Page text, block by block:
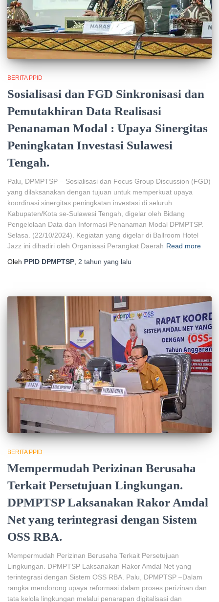
BERITA PPID
Sosialisasi dan FGD Sinkronisasi dan
Pemutakhiran Data Realisasi
Penanaman Modal : Upaya Sinergitas
Peningkatan Investasi Sulawesi
Tengah.
Palu, DPMPTSP – Sosialisasi dan Focus Group Discussion (FGD)
yang dilaksanakan dengan tujuan untuk memperkuat upaya
koordinasi sinergitas peningkatan investasi di seluruh
Kabupaten/Kota se-Sulawesi Tengah, digelar oleh Bidang
Pengelolaan Data dan Informasi Penanaman Modal DPMPTSP.
Selasa. (22/10/2024). Kegiatan yang digelar di Ballroom Hotel
Jazz ini dihadiri oleh Organisasi Perangkat Daerah Read more
Oleh PPID DPMPTSP 2 tahun yang lalu
BERITA PPID
Mempermudah Perizinan Berusaha
Terkait Persetujuan Lingkungan.
DPMPTSP Laksanakan Rakor Amdal
Net yang terintegrasi dengan Sistem
OSS RBA.
Mempermudah Perizinan Berusaha Terkait Persetujuan
Lingkungan. DPMPTSP Laksanakan Rakor Amdal Net yang
terintegrasi dengan Sistem OSS RBA. Palu, DPMPTSP –Dalam
rangka mendorong upaya reformasi dalam proses perizinan dan
tata kelola lingkungan melalui penarapan digitalisasi dan